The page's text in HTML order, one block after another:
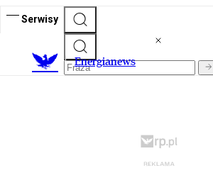
Serwisy
Energianews